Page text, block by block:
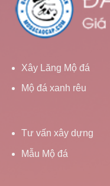
Xây Lăng Mộ đá
Mộ đá xanh rêu
Tư vấn xây dựng
Mẫu Mộ đá